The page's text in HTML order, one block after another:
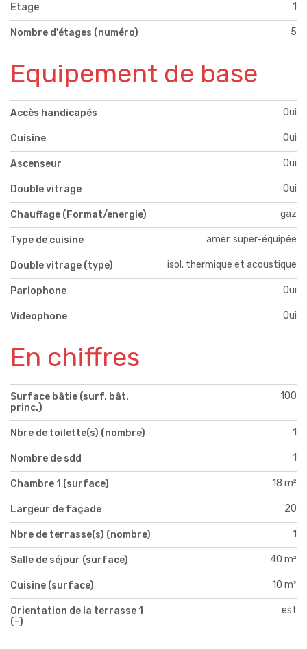
Etage 1
Nombre d'étages (numéro) 5
Equipement de base
Accès handicapés Oui
Cuisine Oui
Ascenseur Oui
Double vitrage Oui
Chauffage (Format/energie) gaz
Type de cuisine amer. super-équipée
Double vitrage (type) isol. thermique et acoustique
Parlophone Oui
Videophone Oui
En chiffres
Surface bâtie (surf. bât.
princ.)
100
Nbre de toilette(s) (nombre) 1
Nombre de sdd 1
Chambre 1 (surface) 18 m²
Largeur de façade 20
Nbre de terrasse(s) (nombre) 1
Salle de séjour (surface) 40 m²
Cuisine (surface) 10 m²
Orientation de la terrasse 1
(-)
est